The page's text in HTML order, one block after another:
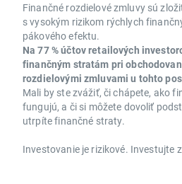
Finančné rozdielové zmluvy sú
s vysokým rizikom rýchlych
pákového efektu.
Na 77 % účtov retailových
finančným stratám pri
rozdielovými zmluvami u tohto
Mali by ste zvážiť, či chápete, ako
fungujú, a či si môžete dovoliť
utrpíte finančné straty.
Investovanie je rizikové. Investujte